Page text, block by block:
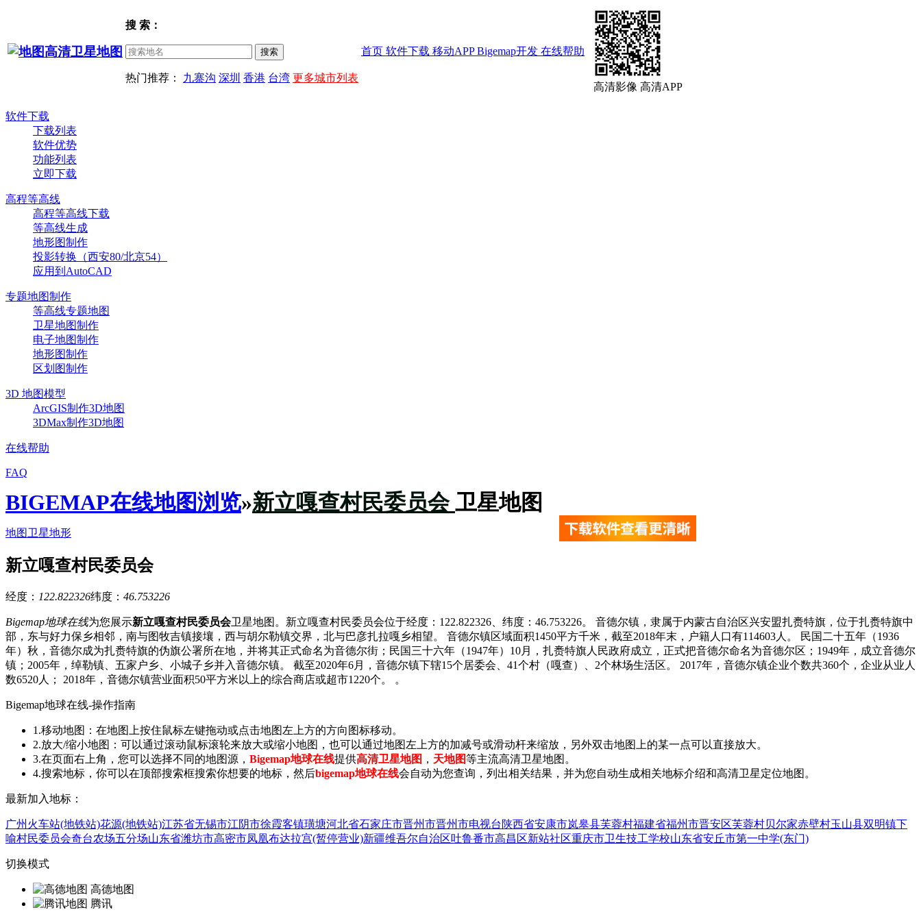
搜 索：
热门推荐： 九寨沟 深圳 香港 台湾 更多城市列表
首页 软件下载 移动APPBigemap开发 在线帮助
高清影像 高清APP
软件下载
下载列表
软件优势
功能列表
立即下载
高程等高线
高程等高线下载
等高线生成
地形图制作
投影转换（西安80/北京54）
应用到AutoCAD
专题地图制作
等高线专题地图
卫星地图制作
电子地图制作
地形图制作
区划图制作
3D 地图模型
ArcGIS制作3D地图
3DMax制作3D地图
在线帮助
FAQ
BIGEMAP在线地图浏览»新立嘎查村民委员会卫星地图
地图卫星地形
新立嘎查村民委员会
经度： 122.822326纬度： 46.753226
Bigemap地球在线为您展示新立嘎查村民委员会卫星地图。新立嘎查村民委员会位于经度：122.822326、纬度：46.753226。 音德尔镇，隶属于内蒙古自治区兴安盟扎赉特旗，位于扎赉特旗中
部，东与好力保乡相邻，南与图牧吉镇接壤，西与胡尔勒镇交界，北与巴彦扎拉嘎乡相望。 音德尔镇区域面积1450平方千米，截至2018年末，户籍人口有114603人。 民国二十五年（1936
年）秋，音德尔成为扎赉特旗的伪旗公署所在地，并将其正式命名为音德尔街；民国三十六年（1947年）10月，扎赉特旗人民政府成立，正式把音德尔命名为音德尔区；1949年，成立音德尔
镇；2005年，绰勒镇、五家户乡、小城子乡并入音德尔镇。 截至2020年6月，音德尔镇下辖15个居委会、41个村（嘎查）、2个林场生活区。 2017年，音德尔镇企业个数共360个，企业从业人
数6520人； 2018年，音德尔镇营业面积50平方米以上的综合商店或超市1220个。 。
Bigemap地球在线-操作指南
1.移动地图：在地图上按住鼠标左键拖动或点击地图左上方的方向图标移动。
2.放大/缩小地图：可以通过滚动鼠标滚轮来放大或缩小地图，也可以通过地图左上方的加减号或滑动杆来缩放，另外双击地图上的某一点可以直接放大。
3.在页面右上角，您可以选择不同的地图源， Bigemap地球在线提供高清卫星地图 ， 天地图等主流高清卫星地图。
4.搜索地标，你可以在顶部搜索框搜索你想要的地标，然后bigemap地球在线会自动为您查询，列出相关结果，并为您自动生成相关地标介绍和高清卫星定位地图。
最新加入地标：
广州火车站(地铁站)花源(地铁站)江苏省无锡市江阴市徐霞客镇璜塘河北省石家庄市晋州市晋州市电视台 陕西省安康市岚皋县芙蓉村福建省福州市晋安区芙蓉村贝尔家赤壁村玉山县双明镇下
喻村民委员会奇台农场五分场山东省潍坊市高密市凤凰布达拉宫(暂停营业)新疆维吾尔自治区吐鲁番市高昌区新站社区重庆市卫生技工学校山东省安丘市第一中学(东门)
切换模式
高德地图
腾讯